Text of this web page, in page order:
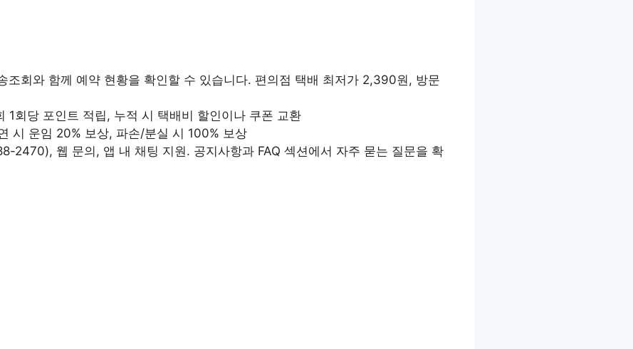
조회와 함께 예약 현황을 확인할 수 있습니다. 편의점 택배 최저가 2,390원, 방문
1회당 포인트 적립, 누적 시 택배비 할인이나 쿠폰 교환
시 운임 20% 보상, 파손/분실 시 100% 보상
2470), 웹 문의, 앱 내 채팅 지원. 공지사항과 FAQ 섹션에서 자주 묻는 질문을 확